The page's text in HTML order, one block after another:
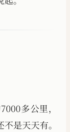
多公里，
是天天有。